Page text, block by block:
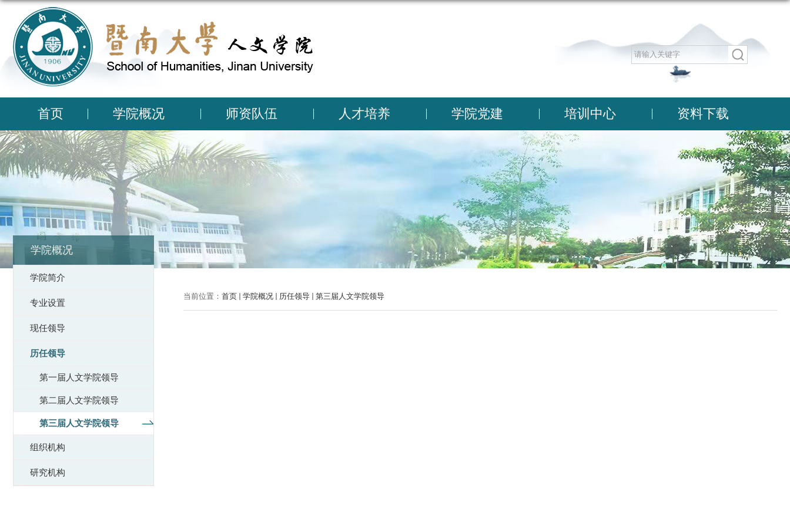
首页 学院概况 师资队伍 人才培养 学院党建 培训中心 资料下载
学院概况
学院简介
专业设置
现任领导
历任领导
第一届人文学院领导
第二届人文学院领导
第三届人文学院领导
组织机构
研究机构
当前位置： 首页 学院概况 历任领导 第三届人文学院领导